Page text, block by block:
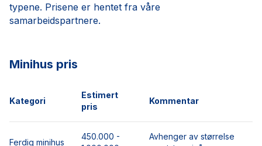
typene. Prisene er hentet fra våre
samarbeidspartnere.
Minihus pris
Kategori
Estimert
pris
Kommentar
Ferdig minihus
450.000 -
Avhenger av størrelse